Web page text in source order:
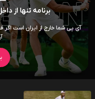
برنامه تنها از